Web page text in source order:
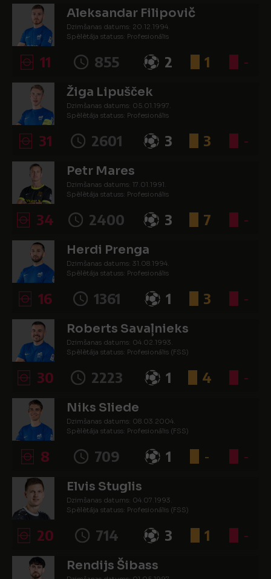
Aleksandar Filipovič
Dzimšanas datums: 20.12.1994.
Spēlētāja statuss: Profesionālis
11 855 2 1 -
Žiga Lipušček
Dzimšanas datums: 05.01.1997.
Spēlētāja statuss: Profesionālis
31 2601 3 3 -
Petr Mares
Dzimšanas datums: 17.01.1991.
Spēlētāja statuss: Profesionālis
34 2400 3 7 -
Herdi Prenga
Dzimšanas datums: 31.08.1994.
Spēlētāja statuss: Profesionālis
16 1361 1 3 -
Roberts Savaļnieks
Dzimšanas datums: 04.02.1993.
Spēlētāja statuss: Profesionālis (FSS)
30 2223 1 4 -
Niks Sliede
Dzimšanas datums: 08.03.2004.
Spēlētāja statuss: Profesionālis (FSS)
8 709 1 - -
Elvis Stuglis
Dzimšanas datums: 04.07.1993.
Spēlētāja statuss: Profesionālis (FSS)
20 714 3 1 -
Rendijs Šibass